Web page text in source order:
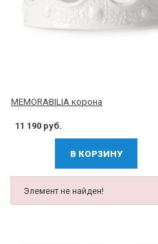
MEMORABILIA корона
11 190 руб.
В КОРЗИНУ
Элемент не найден!